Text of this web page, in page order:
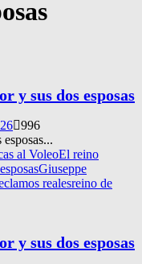
y sus dos esposas
996
al VoleoEl reino
esposasGiuseppe
realesreino de
y sus dos esposas